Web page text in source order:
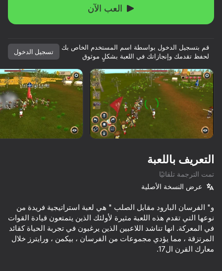
كلها ملكك.
العب
تدوير الجهاز
هذه اللعبة تدعم اتجاه المناظر الطبيعية
فقط
العب
85
العب الآن
قم بتسجيل الدخول بواسطة اسم المستخدم الخاص بك
لحفظ تقدمك وإنجازاتك في اللعبة بشكلٍ موثوق
تسجيل الدخول
التعريف باللعبة
تمت الترجمة تلقائيًا
عرض النسخة الأصلية
و" الفرسان البارود مقابل الصلب " هي لعبة استراتيجية فريدة من
نوعها التي تقدم هذه اللعبة مثيرة لأولئك الذين يتمتعون قيادة القوات
في المعركة. انها تناشد اللاعبين الذين يرغبون في تجربة الحياة كقائد
المرتزقة ، مما يؤدي مجموعات من الفرسان ، بيكمن ، ورايترز خلال